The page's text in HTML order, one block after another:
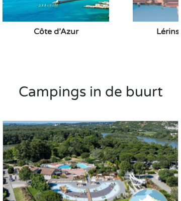
Côte d’Azur
Campings in de buurt